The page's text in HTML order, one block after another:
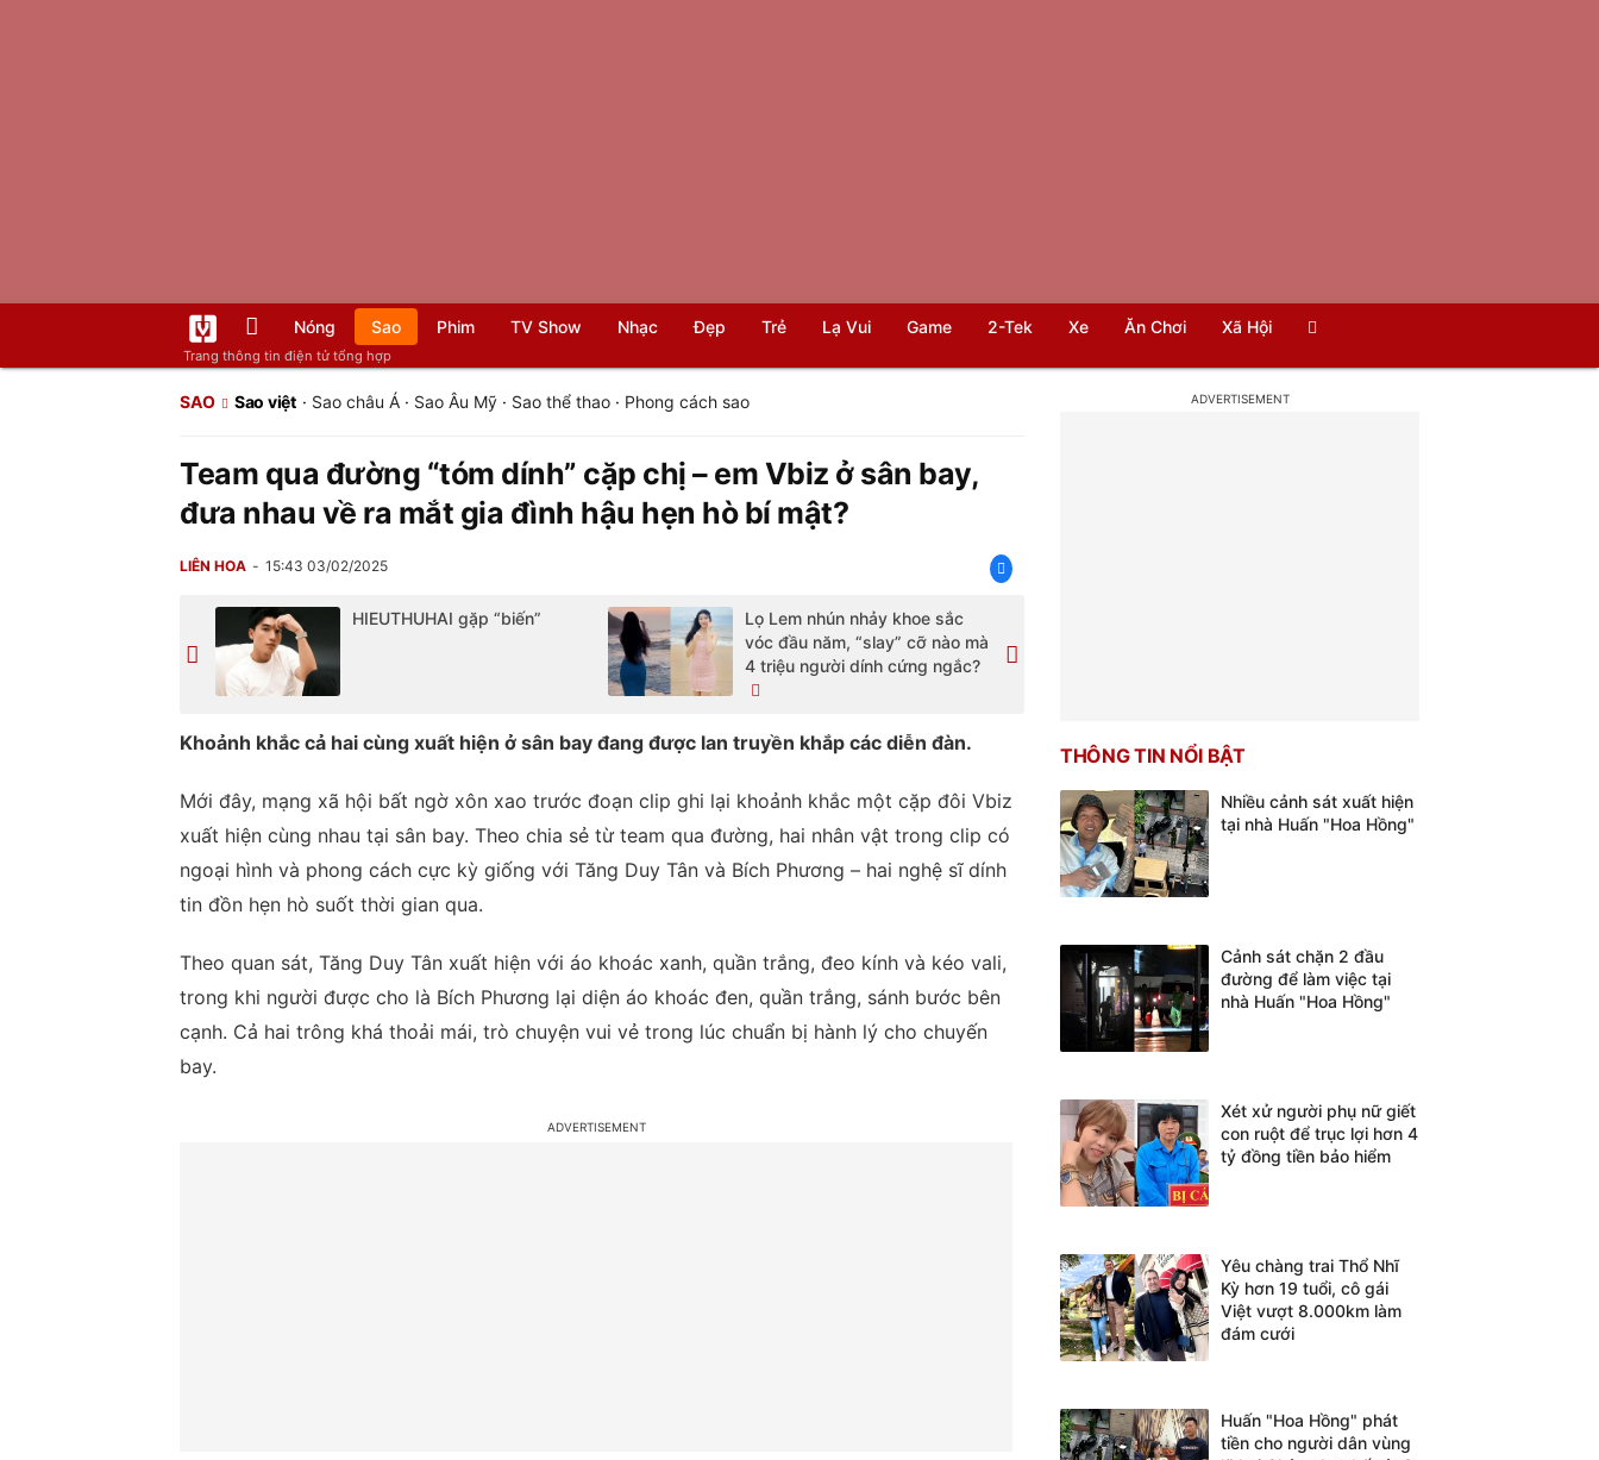
Trang thông tin điện tử tổng hợp
Nóng Sao Phim TV Show Nhạc Đẹp Trẻ Lạ Vui Game 2-Tek Xe Ăn Chơi Xã Hội
SAO Sao việt · Sao châu Á· Sao Âu Mỹ· Sao thể thao· Phong cách sao
Team qua đường “tóm dính” cặp chị – em Vbiz ở sân bay,
đưa nhau về ra mắt gia đình hậu hẹn hò bí mật?
LIÊN HOA 15:43 03/02/2025
HIEUTHUHAI gặp “biến”
Lọ Lem nhún nhảy khoe sắc
vóc đầu năm, “slay” cỡ nào mà
4 triệu người dính cứng ngắc?
Khoảnh khắc cả hai cùng xuất hiện ở sân bay đang được lan truyền khắp các diễn đàn.
Mới đây, mạng xã hội bất ngờ xôn xao trước đoạn clip ghi lại khoảnh khắc một cặp đôi Vbiz
xuất hiện cùng nhau tại sân bay. Theo chia sẻ từ team qua đường, hai nhân vật trong clip có
ngoại hình và phong cách cực kỳ giống với Tăng Duy Tân và Bích Phương – hai nghệ sĩ dính
tin đồn hẹn hò suốt thời gian qua.
Theo quan sát, Tăng Duy Tân xuất hiện với áo khoác xanh, quần trắng, đeo kính và kéo vali,
trong khi người được cho là Bích Phương lại diện áo khoác đen, quần trắng, sánh bước bên
cạnh. Cả hai trông khá thoải mái, trò chuyện vui vẻ trong lúc chuẩn bị hành lý cho chuyến
bay.
THÔNG TIN NỔI BẬT
Nhiều cảnh sát xuất hiện
tại nhà Huấn "Hoa Hồng"
Cảnh sát chặn 2 đầu
đường để làm việc tại
nhà Huấn "Hoa Hồng"
Xét xử người phụ nữ giết
con ruột để trục lợi hơn 4
tỷ đồng tiền bảo hiểm
Yêu chàng trai Thổ Nhĩ
Kỳ hơn 19 tuổi, cô gái
Việt vượt 8.000km làm
đám cưới
Huấn "Hoa Hồng" phát
tiền cho người dân vùng